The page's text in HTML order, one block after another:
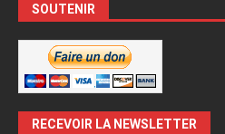
SOUTENIR
RECEVOIR LA NEWSLETTER